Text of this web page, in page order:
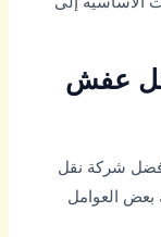
عفش
شركة نقل
بعض العوامل